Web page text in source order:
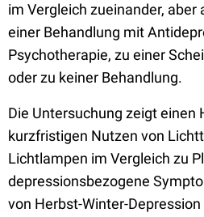
im Vergleich zueinander, aber
einer Behandlung mit
Psychotherapie, zu einer
oder zu keiner Behandlung.
Die Untersuchung zeigt einen
kurzfristigen Nutzen von
Lichtlampen im Vergleich zu
depressionsbezogene
von Herbst-Winter-